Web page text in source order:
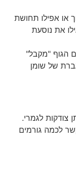
או אפילו תחושת
את נוסעת
הגוף "מקבל"
של שומן
צודקות לגמרי.
לכמה גורמים